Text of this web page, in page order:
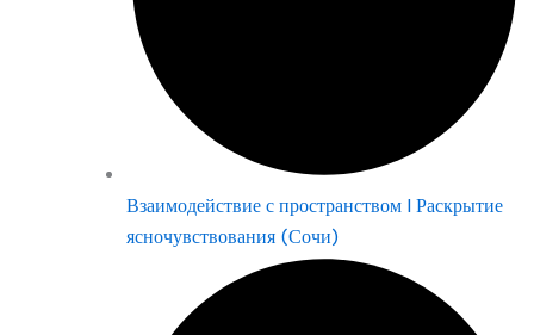
Взаимодействие с пространством | Раскрытие
ясночувствования (Сочи)